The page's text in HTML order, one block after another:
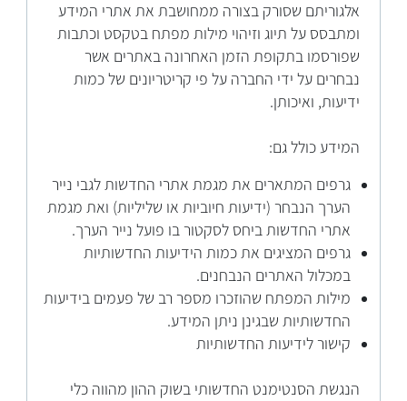
אלגוריתם שסורק בצורה ממחושבת את אתרי המידע
ומתבסס על תיוג וזיהוי מילות מפתח בטקסט וכתבות
שפורסמו בתקופת הזמן האחרונה באתרים אשר
נבחרים על ידי החברה על פי קריטריונים של כמות
ידיעות, ואיכותן.
המידע כולל גם:
גרפים המתארים את מגמת אתרי החדשות לגבי נייר
הערך הנבחר (ידיעות חיוביות או שליליות) ואת מגמת
אתרי החדשות ביחס לסקטור בו פועל נייר הערך.
גרפים המציגים את כמות הידיעות החדשותיות
במכלול האתרים הנבחנים.
מילות המפתח שהוזכרו מספר רב של פעמים בידיעות
החדשותיות שבגינן ניתן המידע.
קישור לידיעות החדשותיות
הנגשת הסנטימנט החדשותי בשוק ההון מהווה כלי